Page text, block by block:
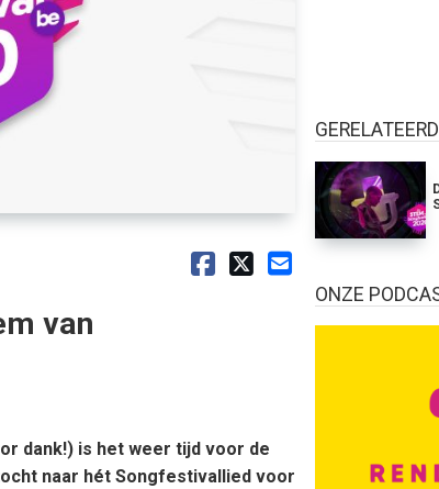
van
dank!) is het weer tijd voor de
naar hét Songfestivallied voor
GERELATEERD
ONZE